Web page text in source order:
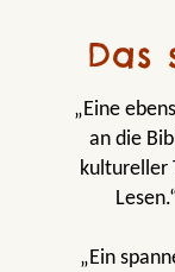
Das
„Eine
an die
kultureller
„Ein